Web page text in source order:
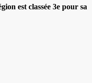
est classée 3e pour sa